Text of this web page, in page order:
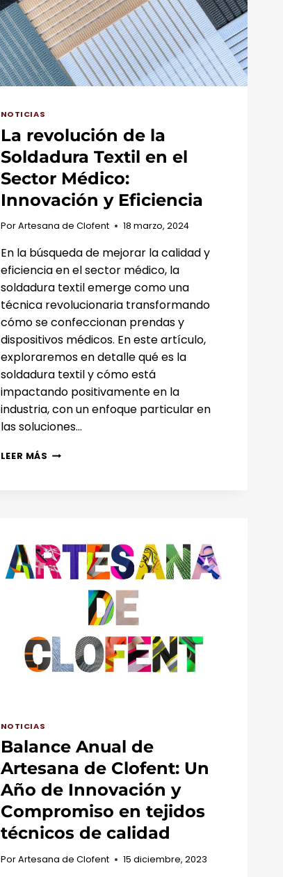
NOTICIAS
La revolución de la
Soldadura Textil en el
Sector Médico:
Innovación y Eficiencia
PorArtesana de Clofent 18 marzo, 2024
En la búsqueda de mejorar la calidad y
eficiencia en el sector médico, la
soldadura textil emerge como una
técnica revolucionaria transformando
cómo se confeccionan prendas y
dispositivos médicos. En este artículo,
exploraremos en detalle qué es la
soldadura textil y cómo está
impactando positivamente en la
industria, con un enfoque particular en
las soluciones…
LEER MÁS LA
EL
SECTOR
MÉDICO:
INNOVACIÓN
EFICIENCIA
NOTICIAS
Balance Anual de
Artesana de Clofent: Un
Año de Innovación y
Compromiso en tejidos
técnicos de calidad
PorArtesana de Clofent 15 diciembre, 2023